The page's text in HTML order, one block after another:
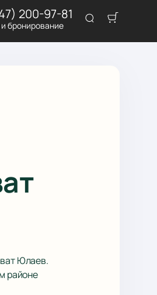
200-97-81
бронирование
Юлаев.
районе